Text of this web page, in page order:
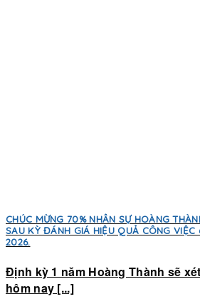
CHÚC MỪNG 70% NHÂN SỰ HOÀNG
SAU KỲ ĐÁNH GIÁ HIỆU QUẢ CÔNG
2026.
Định kỳ 1 năm Hoàng Thành sẽ
hôm nay [...]